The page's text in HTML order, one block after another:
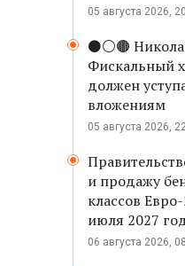
05 августа 2026,
⚫️⚪️🟤
Фискальный
должен
вложениям
05 августа 2026,
и продажу
классов
июля 2027
06 августа 2026,